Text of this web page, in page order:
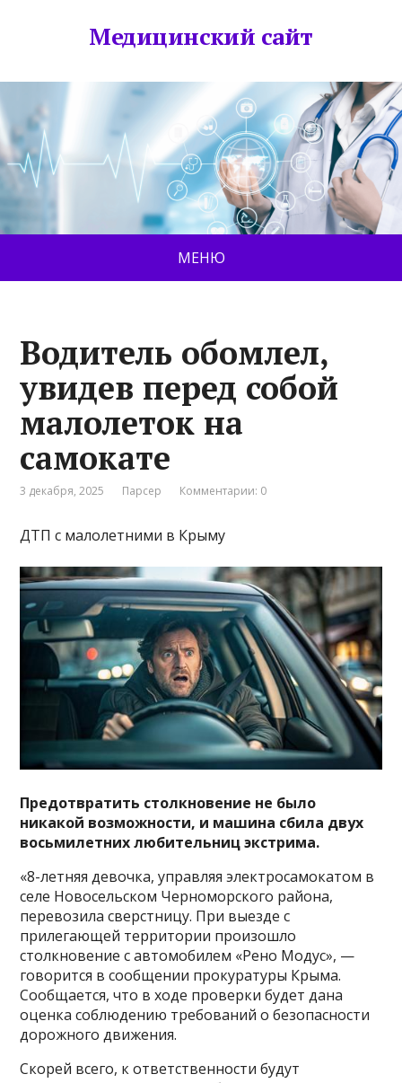
Медицинский сайт
МЕНЮ
Водитель обомлел,
увидев перед собой
малолеток на
самокате
3 декабря, 2025 Парсер Комментарии: 0
ДТП с малолетними в Крыму
Предотвратить столкновение не было
никакой возможности, и машина сбила двух
восьмилетних любительниц экстрима.
«8-летняя девочка, управляя электросамокатом в
селе Новосельском Черноморского района,
перевозила сверстницу. При выезде с
прилегающей территории произошло
столкновение с автомобилем «Рено Модус», —
говорится в сообщении прокуратуры Крыма.
Сообщается, что в ходе проверки будет дана
оценка соблюдению требований о безопасности
дорожного движения.
Скорей всего, к ответственности будут